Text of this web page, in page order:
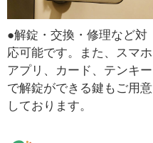
●解錠・交換・修理など対
応可能です。また、スマホ
アプリ、カード、テンキー
で解錠ができる鍵もご用意
しております。